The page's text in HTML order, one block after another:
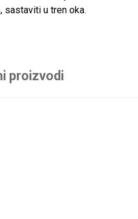
sastaviti u tren oka.
proizvodi